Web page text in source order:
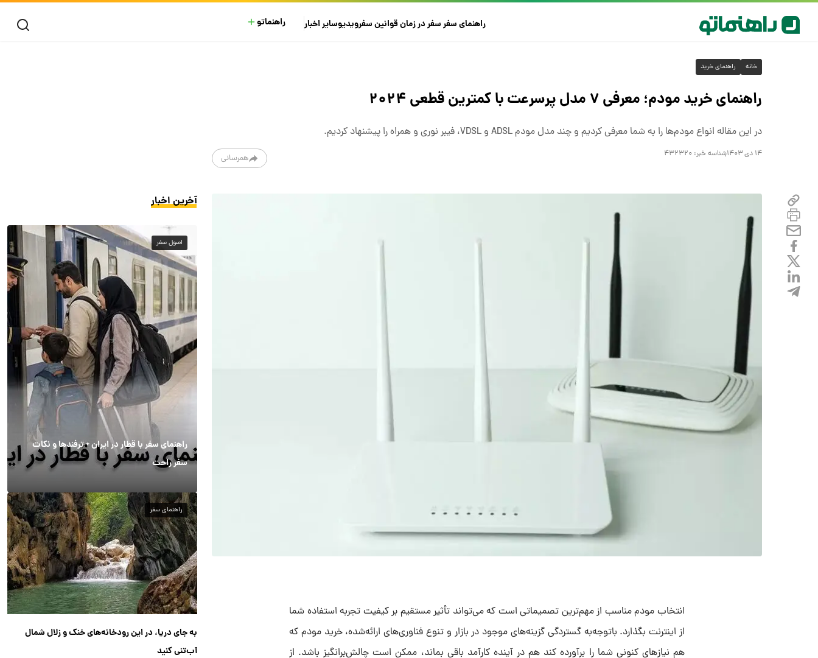
راهنمای سفرسفر در زمانقوانین سفرویدیوسایراخبار راهنماتو
خانه راهنمای خرید
راهنمای خرید مودم؛ معرفی ۷ مدل‌ پرسرعت با کمترین قطعی ۲۰۲۴
در این مقاله انواع مودم‌ها را به شما معرفی کردیم و چند مدل مودم ADSL و VDSL، فیبر نوری و همراه را پیشنهاد کردیم.
۱۴ دی ۱۴۰۳ شناسه خبر: ۴۳۲۳۲۰ همرسانی
انتخاب مودم مناسب از مهم‌ترین تصمیماتی است که می‌تواند تأثیر مستقیم بر کیفیت تجربه استفاده شما
از اینترنت بگذارد. باتوجه‌به گستردگی گزینه‌های موجود در بازار و تنوع فناوری‌های ارائه‌شده، خرید مودم که
هم نیازهای کنونی شما را برآورده کند هم در آینده کارآمد باقی بماند، ممکن است چالش‌برانگیز باشد. از
آخرین اخبار
اصول سفر
راهنمای سفر با قطار در ایران + ترفندها و نکات
سفر راحت
راهنمای سفر
به جای دریا، در این رودخانه‌های خنک و زلال شمال
آب‌تنی کنید